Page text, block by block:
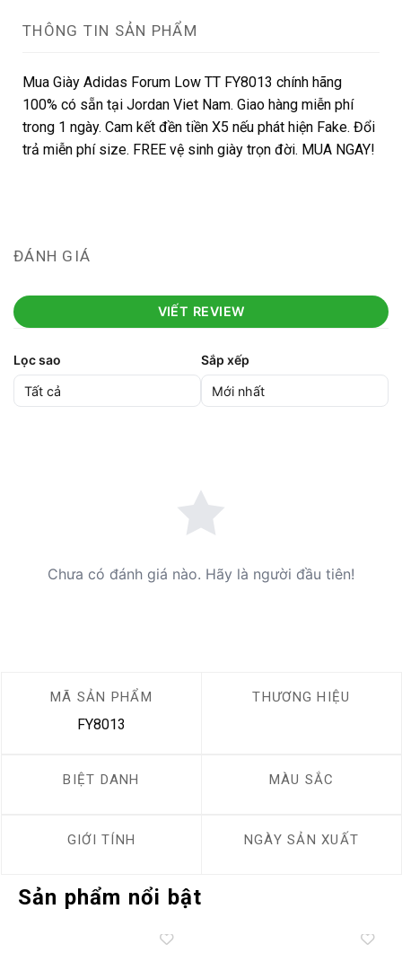
THÔNG TIN SẢN PHẨM
Mua Giày Adidas Forum Low TT FY8013 chính hãng
100% có sẵn tại Jordan Viet Nam. Giao hàng miễn phí
trong 1 ngày. Cam kết đền tiền X5 nếu phát hiện Fake. Đổi
trả miễn phí size. FREE vệ sinh giày trọn đời. MUA NGAY!
ĐÁNH GIÁ
VIẾT REVIEW
Lọc sao Sắp xếp
Chưa có đánh giá nào. Hãy là người đầu tiên!
MÃ SẢN PHẨM
FY8013
THƯƠNG HIỆU
BIỆT DANH MÀU SẮC
GIỚI TÍNH NGÀY SẢN XUẤT
Sản phẩm nổi bật